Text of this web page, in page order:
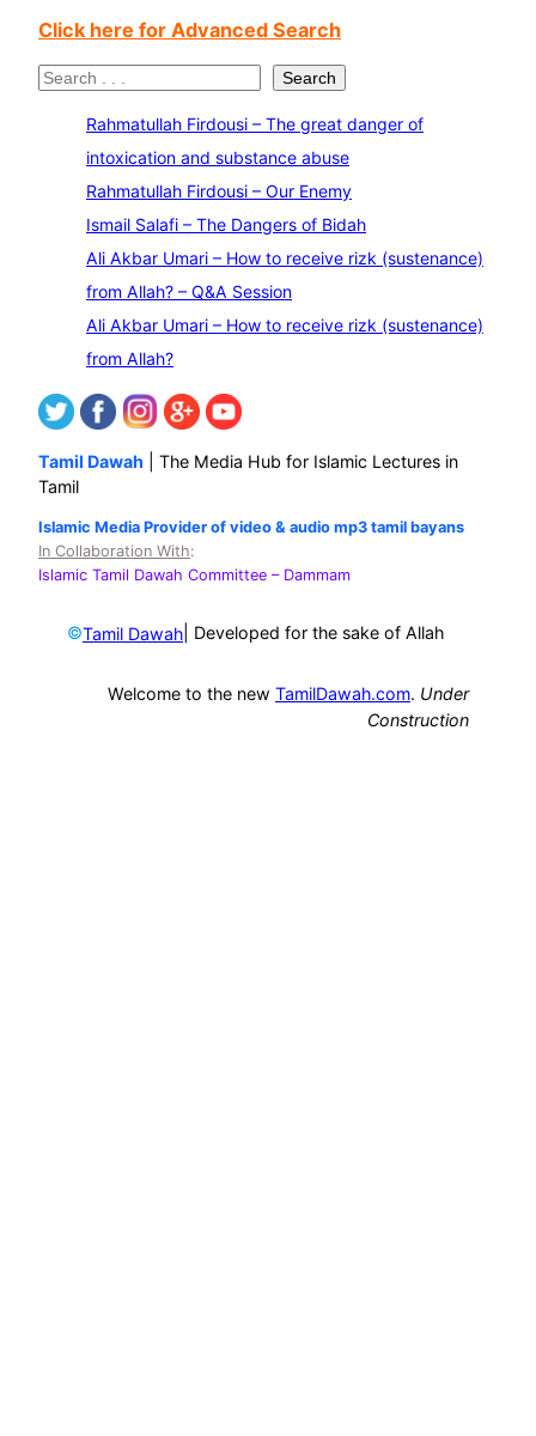
Click here for Advanced Search
S
Search
Rahmatullah Firdousi – The great danger of
intoxication and substance abuse
Rahmatullah Firdousi – Our Enemy
Ismail Salafi – The Dangers of Bidah
Ali Akbar Umari – How to receive rizk (sustenance)
from Allah? – Q&A Session
Ali Akbar Umari – How to receive rizk (sustenance)
from Allah?
Tamil Dawah | The Media Hub for Islamic Lectures in
Tamil
Islamic Media Provider of video & audio mp3 tamil bayans
In Collaboration With:
Islamic Tamil Dawah Committee – Dammam
©Tamil Dawah | Developed for the sake of Allah
Welcome to the new TamilDawah.com. Under
Construction